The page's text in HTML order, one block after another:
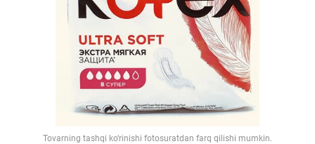
Tovarning tashqi ko‘rinishi fotosuratdan farq qilishi mumkin.